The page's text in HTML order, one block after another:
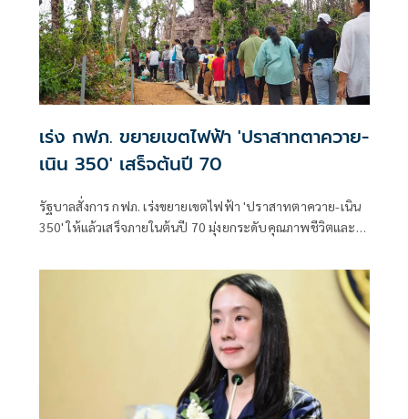
เร่ง กฟภ. ขยายเขตไฟฟ้า 'ปราสาทตาควาย-
เนิน 350' เสร็จต้นปี 70
รัฐบาลสั่งการ กฟภ. เร่งขยายเขตไฟฟ้า 'ปราสาทตาควาย-เนิน
350' ให้แล้วเสร็จภายในต้นปี 70 มุ่งยกระดับคุณภาพชีวิตและ